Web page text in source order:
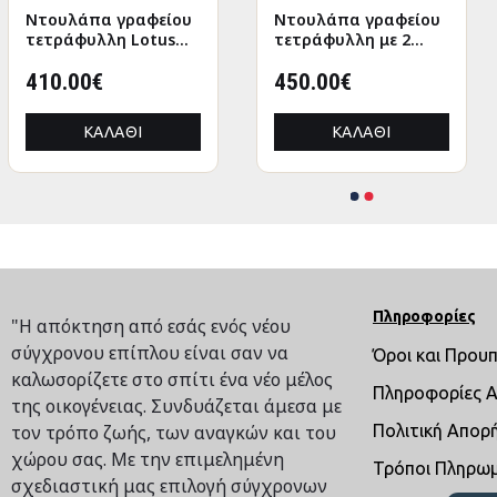
Nτουλάπα γραφείου
τετράφυλλη Lotus
ανθρακί 160x40x200εκ
410.00€
ΚΑΛΆΘΙ
Nτουλάπα γραφείου
τετράφυλλη με 2
Lotus χρώμα φυσικό-
160x40,5x200εκ
450.00€
ΚΑΛΆΘΙ
ANΤΑΛΛΑΚΤΙΚΑ
ΜΠΡΑΤΣΑ ΣΕΤ ΑΠΟ
20.00€
ΚΑΛΆΘΙ
GAMEPAD HOLDER
WITH USB HM8787
9.92€
ΚΑΛΆΘΙ
"Η απόκτηση από εσάς ενός νέου
σύγχρονου επίπλου είναι σαν να
καλωσορίζετε στο σπίτι ένα νέο μέλος
της οικογένειας. Συνδυάζεται άμεσα με
τον τρόπο ζωής, των αναγκών και του
χώρου σας. Με την επιμελημένη
σχεδιαστική μας επιλογή σύγχρονων
Πληροφορίες
Όροι και
Πληροφορίες
Πολιτική
Τρόποι